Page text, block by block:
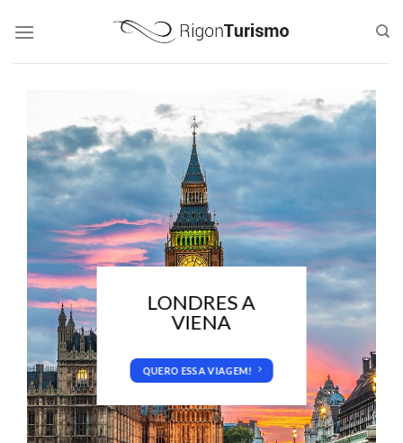
LONDRES A
VIENA
QUERO ESSA VIAGEM!